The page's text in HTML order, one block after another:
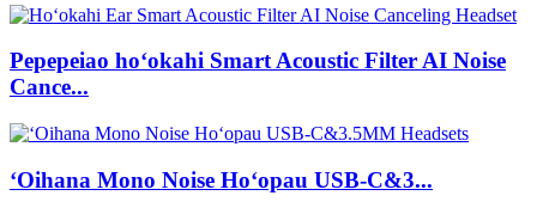
Pepepeiao hoʻokahi Smart Acoustic Filter AI Noise
Cance...
ʻOihana Mono Noise Hoʻopau USB-C&3...